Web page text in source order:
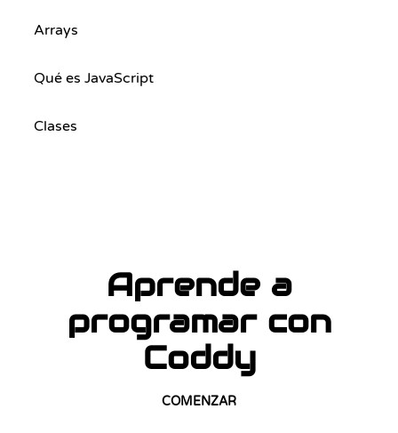
Arrays
Qué es JavaScript
Clases
Aprende a
programar con
Coddy
COMENZAR